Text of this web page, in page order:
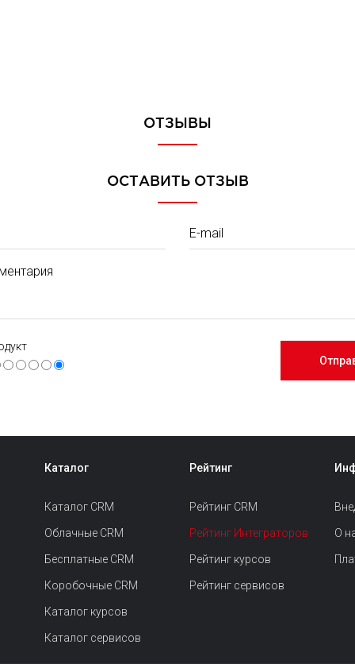
ОТЗЫВЫ
ОСТАВИТЬ ОТЗЫВ
E-mail
Каталог
Каталог CRM
Облачные CRM
Бесплатные CRM
Коробочные CRM
Каталог курсов
Каталог сервисов
Рейтинг
Рейтинг CRM
Рейтинг Интеграторов
Рейтинг курсов
Рейтинг сервисов
О